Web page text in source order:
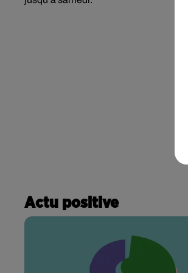
Actu positive